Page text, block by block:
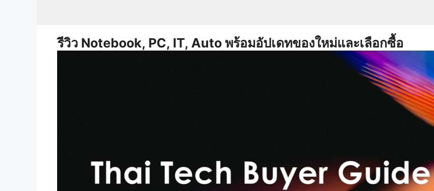
รีวิว Notebook, PC, IT, Auto พร้อมอัปเดทของใหม่และเลือกซื้อ